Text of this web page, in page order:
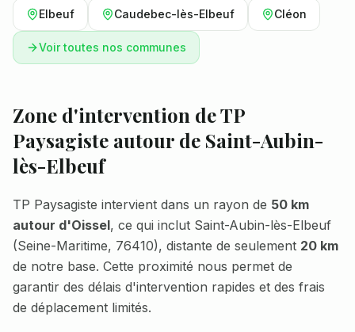
Elbeuf Caudebec-lès-Elbeuf Cléon
Voir toutes nos communes
Zone d'intervention de TP
Paysagiste autour de Saint-Aubin-
lès-Elbeuf
TP Paysagiste intervient dans un rayon de 50 km
autour d'Oissel, ce qui inclut Saint-Aubin-lès-Elbeuf
(Seine-Maritime, 76410), distante de seulement 20 km
de notre base. Cette proximité nous permet de
garantir des délais d'intervention rapides et des frais
de déplacement limités.